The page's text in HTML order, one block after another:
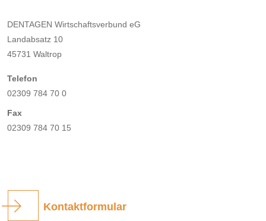
DENTAGEN Wirtschaftsverbund eG
Landabsatz 10
45731 Waltrop
Telefon
02309 784 70 0
Fax
02309 784 70 15
Kontaktformular